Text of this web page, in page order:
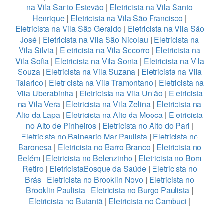
na Vila Santo Estevão | Eletricista na Vila Santo
Henrique | Eletricista na Vila São Francisco |
Eletricista na Vila São Geraldo| Eletricista na Vila São
José | Eletricista na Vila São Nicolau | Eletricista na
Vila Silvia | Eletricista na Vila Socorro | Eletricista na
Vila Sofia| Eletricista na Vila Sonia| Eletricista na Vila
Souza| Eletricista na Vila Suzana| Eletricista na Vila
Talarico| Eletricista na Vila Tramontano| Eletricista na
Vila Uberabinha| Eletricista na Vila União| Eletricista
na Vila Vera | Eletricista na Vila Zelina | Eletricista na
Alto da Lapa | Eletricista na Alto da Mooca | Eletricista
no Alto de Pinheiros| Eletricista no Alto do Pari |
Eletricista no Balneario Mar Paulista | Eletricista no
Baronesa| Eletricista no Barro Branco| Eletricista no
Belém | Eletricista no Belenzinho | Eletricista no Bom
Retiro| EletricistaBosque da Saúde| Eletricista no
Brás | Eletricista no Brooklin Novo | Eletricista no
Brooklin Paulista | Eletricista no Burgo Paulista |
Eletricista no Butantã| Eletricista no Cambuci |